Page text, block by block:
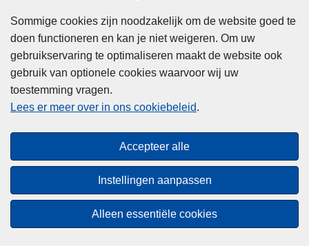
Sommige cookies zijn noodzakelijk om de website goed te
doen functioneren en kan je niet weigeren. Om uw
gebruikservaring te optimaliseren maakt de website ook
gebruik van optionele cookies waarvoor wij uw
toestemming vragen.
Lees er meer over in ons cookiebeleid.
Accepteer alle
Instellingen aanpassen
Alleen essentiële cookies
Privacy
Toegankelijkheid
© 2026 Politie.be